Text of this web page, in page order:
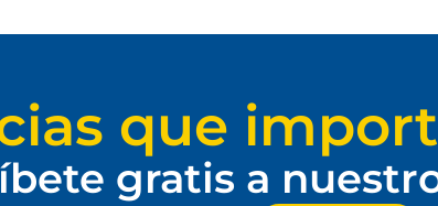
que
gratis a